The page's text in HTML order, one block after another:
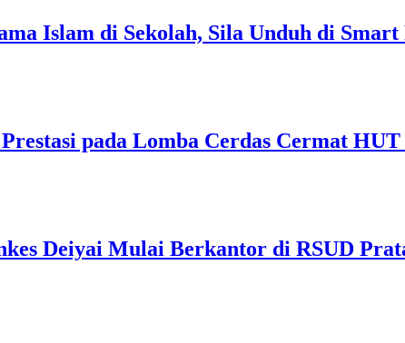
Islam di Sekolah, Sila Unduh di Smart
pada Lomba Cerdas Cermat
Deiyai Mulai Berkantor di RSUD